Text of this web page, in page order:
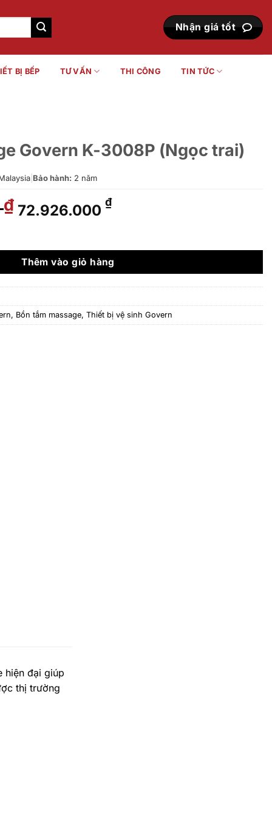
Nhận giá tốt
BỊ BẾP TƯ VẤN THI CÔNG TIN TỨC
Govern K-3008P (Ngọc trai)
Bảo hành: 2 năm
₫ Giá
gốc
82.870.000 ₫.
72.926.000 ₫Giá
là:
72.926.000 ₫.
Thêm vào giỏ hàng
, Bồn tắm massage, Thiết bị vệ sinh Govern
hiện đại giúp
thị trường